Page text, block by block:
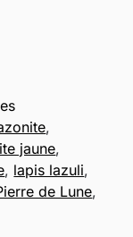
,
jaune,
, lapis lazuli,
de Lune,